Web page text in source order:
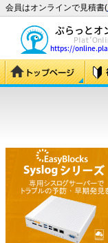
会員はオンラインで見積書(